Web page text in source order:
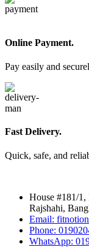
Online Payment.
Pay easily and
Fast Delivery.
Quick, safe, and
House #181/1,
Rajshahi,
Email:
Phone:
WhatsApp: